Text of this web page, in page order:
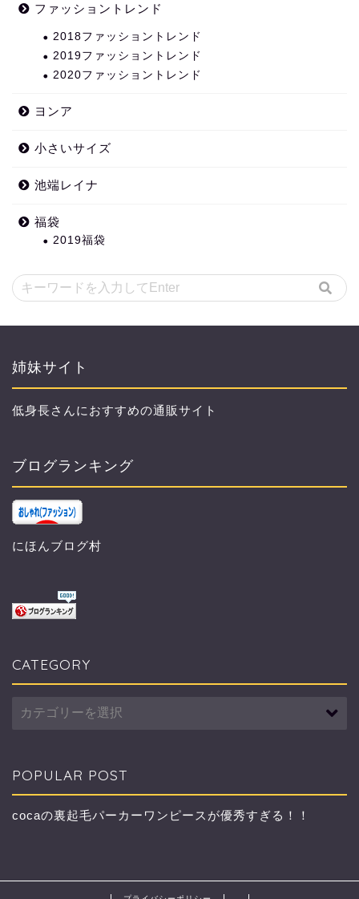
ファッショントレンド
2018ファッショントレンド
2019ファッショントレンド
2020ファッショントレンド
ヨンア
小さいサイズ
池端レイナ
福袋
2019福袋
姉妹サイト
低身長さんにおすすめの通販サイト
ブログランキング
にほんブログ村
CATEGORY
POPULAR POST
cocaの裏起毛パーカーワンピースが優秀すぎる！！